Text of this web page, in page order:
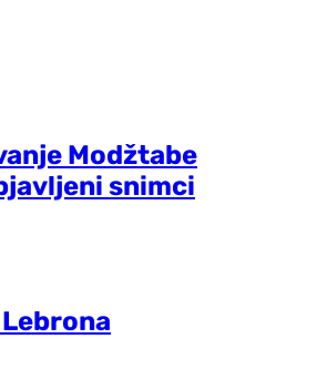
Modžtabe
snimci